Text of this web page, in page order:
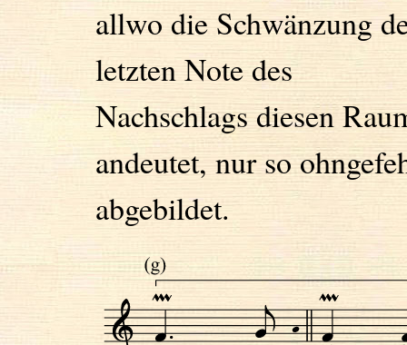
allwo die Schwänzung
letzten Note des
Nachschlags diesen
andeutet, nur so
abgebildet.